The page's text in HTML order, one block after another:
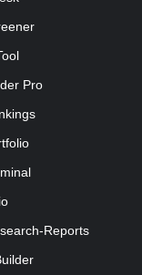
Pro
Reports